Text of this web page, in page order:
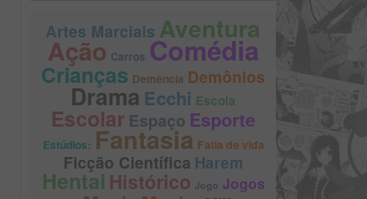
Artes Marciais Aventura
Ação Carros Comédia
Crianças Demência Demônios
Drama Ecchi Escola
Escolar Espaço Esporte
Estúdios: Fantasia Fatia de vida
Ficção Científica Harem
Hentai Histórico Jogo Jogos